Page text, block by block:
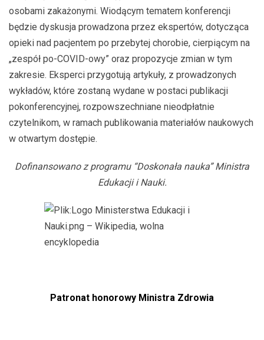
osobami zakażonymi. Wiodącym tematem konferencji
będzie dyskusja prowadzona przez ekspertów, dotycząca
opieki nad pacjentem po przebytej chorobie, cierpiącym na
„zespół po-COVID-owy” oraz propozycje zmian w tym
zakresie. Eksperci przygotują artykuły, z prowadzonych
wykładów, które zostaną wydane w postaci publikacji
pokonferencyjnej, rozpowszechniane nieodpłatnie
czytelnikom, w ramach publikowania materiałów naukowych
w otwartym dostępie.
Dofinansowano z programu “Doskonała nauka” Ministra
Edukacji i Nauki.
Patronat honorowy Ministra Zdrowia